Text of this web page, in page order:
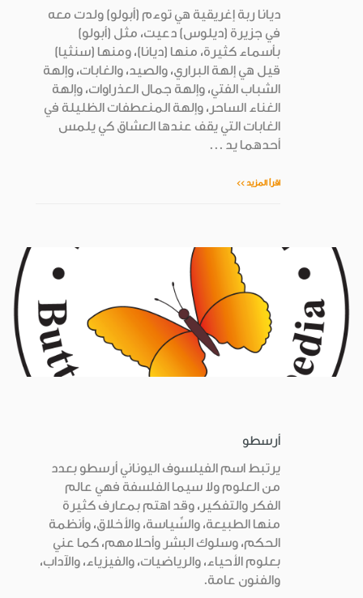
ديانا ربة إغريقية هي توءم (أبولو) ولدت معه
في جزيرة (ديلوس) دعيت، مثل (أبولو)
بأسماء كثيرة، منها (ديانا)، ومنها (سنثيا)
قيل هي إلهة البراري، والصيد، والغابات، وإلهة
الشباب الفتي، وإلهة جمال العذراوات، وإلهة
الغناء الساحر، وإلهة المنعطفات الظليلة في
الغابات التي يقف عندها العشاق كي يلمس
أحدهما يد ...
اقرأ المزيد >>
أرسطو
يرتبط اسم الفيلسوف اليوناني أرسطو بعدد
من العلوم ولا سيما الفلسفة فهي عالم
الفكر والتفكير، وقد اهتم بمعارف كثيرة
منها الطبيعة، والسِّياسة، والأخلاق، وأنظمة
الحكم، وسلوك البشر وأحلامهم، كما عني
بعلوم الأحياء، والرياضيات، والفيزياء، والآداب،
والفنون عامة.